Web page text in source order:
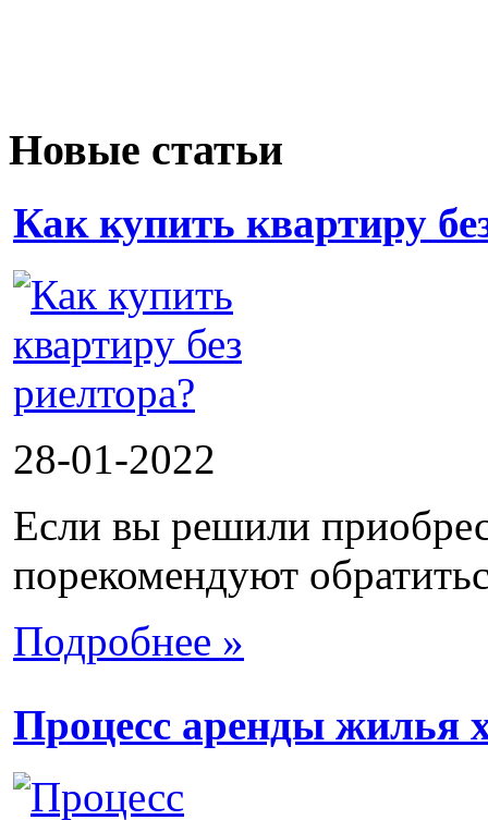
Новые статьи
Как купить квартиру
28-01-2022
Если вы решили
порекомендуют
Подробнее »
Процесс аренды жилья